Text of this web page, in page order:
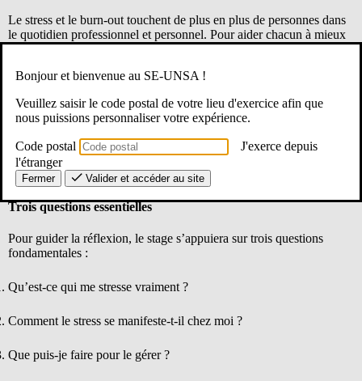
Le stress et le burn-out touchent de plus en plus de personnes dans
le quotidien professionnel et personnel. Pour aider chacun à mieux
les comprendre et à les prévenir, le SE-Unsa 87 organise un stage le
Un accueil chaleureux et participatif
Le stage débutera par un moment d’accueil et de présentation. Les
participants découvriront les objectifs, le programme, et le cadre de
la formation, qui met l’accent sur la participation active et les
échanges.
Trois questions essentielles
Pour guider la réflexion, le stage s’appuiera sur trois questions
fondamentales :
Qu’est-ce qui me stresse vraiment ?
Comment le stress se manifeste-t-il chez moi ?
Que puis-je faire pour le gérer ?
Bonjour et bienvenue au SE-UNSA !
Veuillez saisir le code postal de votre lieu d'exercice afin que
nous puissions personnaliser votre expérience.
Code postal
J'exerce depuis
l'étranger
Fermer Valider et accéder au site